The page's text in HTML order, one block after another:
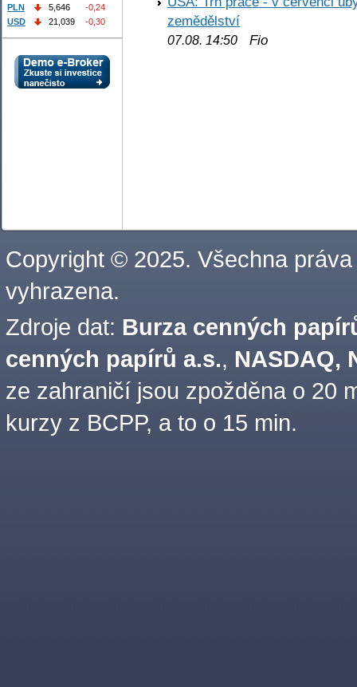
zemědělství
07.08. 14:50 Fio
PLN
5,646
-0,24
USD
21,039 -0,30
Copyright © 2025. Všechna práva
vyhrazena.
Zdroje dat: Burza cenných
cenných papírů a.s., NASDAQ,
ze zahraničí jsou zpožděna o 20
kurzy z BCPP, a to o 15 min.